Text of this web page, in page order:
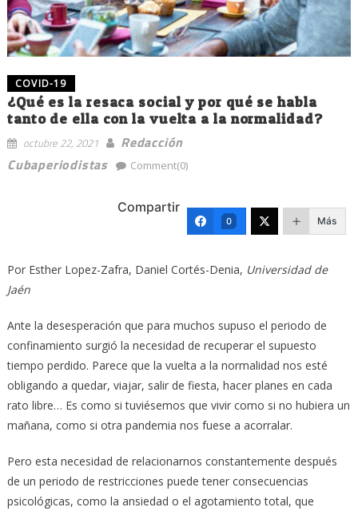
COVID-19
¿Qué es la resaca social y por qué se habla
tanto de ella con la vuelta a la normalidad?
octubre 22, 2021
Redacción
Cubaperiodistas
Comment(0)
Compartir
0 Más
Por Esther Lopez-Zafra, Daniel Cortés-Denia, Universidad de
Jaén
Ante la desesperación que para muchos supuso el periodo de
confinamiento surgió la necesidad de recuperar el supuesto
tiempo perdido. Parece que la vuelta a la normalidad nos esté
obligando a quedar, viajar, salir de fiesta, hacer planes en cada
rato libre… Es como si tuviésemos que vivir como si no hubiera un
mañana, como si otra pandemia nos fuese a acorralar.
Pero esta necesidad de relacionarnos constantemente después
de un periodo de restricciones puede tener consecuencias
psicológicas, como la ansiedad o el agotamiento total, que